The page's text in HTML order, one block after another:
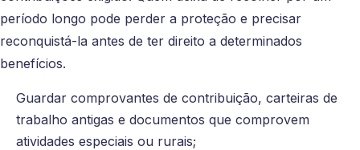
período longo pode perder a proteção e precisar
reconquistá-la antes de ter direito a determinados
benefícios.
Guardar comprovantes de contribuição, carteiras de
trabalho antigas e documentos que comprovem
atividades especiais ou rurais;